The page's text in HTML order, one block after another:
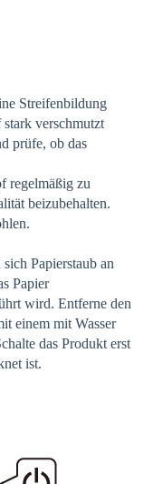
Streifenbildung
verschmutzt
prüfe, ob das
regelmäßig zu
beizubehalten.
Papierstaub an
Papier
wird. Entferne den
einem mit Wasser
das Produkt erst
ist.